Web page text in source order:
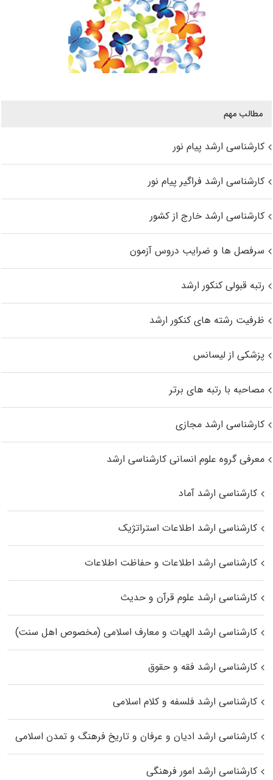
مطالب مهم
کارشناسی ارشد پیام نور
کارشناسی ارشد فراگیر پیام نور
کارشناسی ارشد خارج از کشور
سرفصل ها و ضرایب دروس آزمون
رتبه قبولی کنکور ارشد
ظرفیت رشته های کنکور ارشد
پزشکی از لیسانس
مصاحبه با رتبه های برتر
کارشناسی ارشد مجازی
معرفی گروه علوم انسانی کارشناسی ارشد
کارشناسی ارشد آماد
کارشناسی ارشد اطلاعات استراتژیک
کارشناسی ارشد اطلاعات و حفاظت اطلاعات
کارشناسی ارشد علوم قرآن و حدیث
کارشناسی ارشد الهیات و معارف اسلامی (مخصوص اهل سنت)
کارشناسی ارشد فقه و حقوق
کارشناسی ارشد فلسفه و کلام اسلامی
کارشناسی ارشد ادیان و عرفان و تاریخ فرهنگ و تمدن اسلامی
کارشناسی ارشد امور فرهنگی